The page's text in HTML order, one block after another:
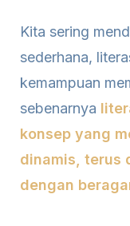
Kita sering
sederhana,
kemampuan
sebenarnya
konsep yang
dinamis, terus
dengan